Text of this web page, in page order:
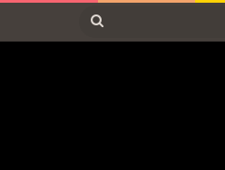
پەیدا